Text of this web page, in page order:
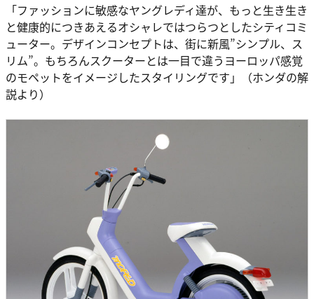
「ファッションに敏感なヤングレディ達が、もっと生き生き
と健康的につきあえるオシャレではつらつとしたシティコミ
ューター。デザインコンセプトは、街に新風”シンプル、ス
リム”。もちろんスクーターとは一目で違うヨーロッパ感覚
のモペットをイメージしたスタイリングです」（ホンダの解
説より）